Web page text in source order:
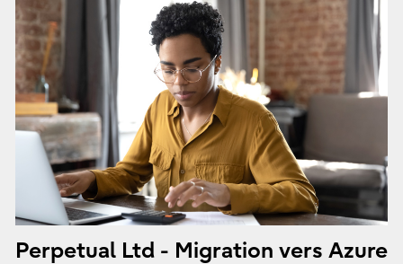
Perpetual Ltd - Migration vers Azure